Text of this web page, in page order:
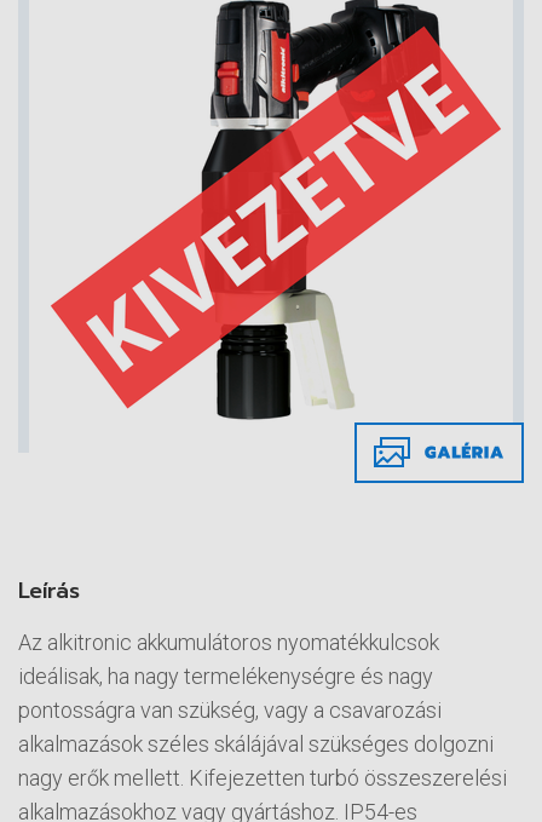
Leírás
Az alkitronic akkumulátoros nyomatékkulcsok
ideálisak, ha nagy termelékenységre és nagy
pontosságra van szükség, vagy a csavarozási
alkalmazások széles skálájával szükséges dolgozni
nagy erők mellett. Kifejezetten turbó összeszerelési
alkalmazásokhoz vagy gyártáshoz. IP54-es